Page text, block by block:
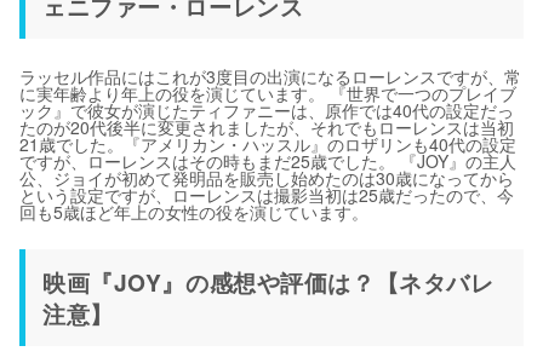
ラッセル作品にはこれが3度目の出演になるローレンスですが、常
に実年齢より年上の役を演じています。 『世界で一つのプレイブ
ック』で彼女が演じたティファニーは、原作では40代の設定だっ
たのが20代後半に変更されましたが、それでもローレンスは当初
21歳でした。『アメリカン・ハッスル』のロザリンも40代の設定
ですが、ローレンスはその時もまだ25歳でした。 『JOY』の主人
公、ジョイが初めて発明品を販売し始めたのは30歳になってから
という設定ですが、ローレンスは撮影当初は25歳だったので、今
回も5歳ほど年上の女性の役を演じています。
映画『JOY』の感想や評価は？【ネタバレ
注意】